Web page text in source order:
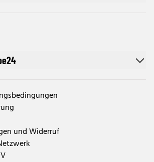
und Widerruf